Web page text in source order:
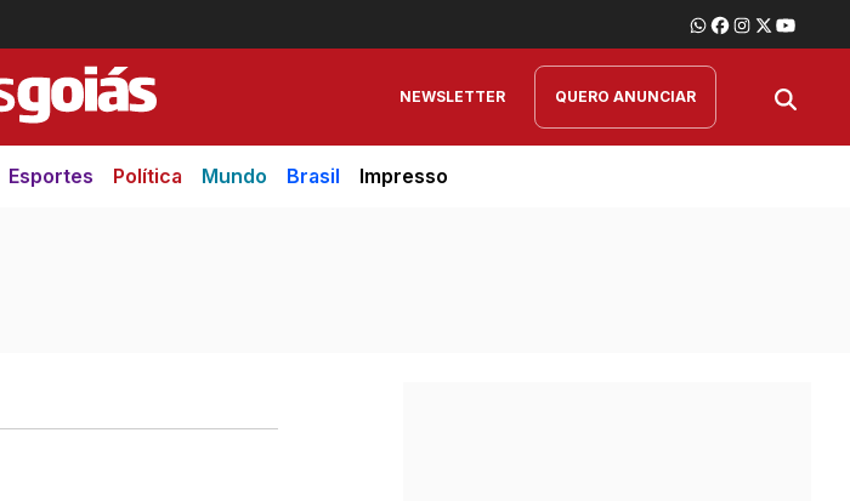
NEWSLETTER QUERO ANUNCIAR
Esportes Política Mundo Brasil Impresso